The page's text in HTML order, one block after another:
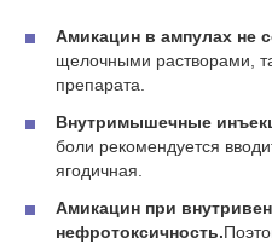
Амикацин в ампулах не
щелочными растворами,
препарата.
Внутримышечные
боли рекомендуется
ягодичная.
Амикацин при
нефротоксичность.